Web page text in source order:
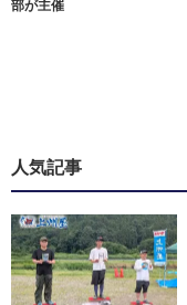
部が主催
人気記事